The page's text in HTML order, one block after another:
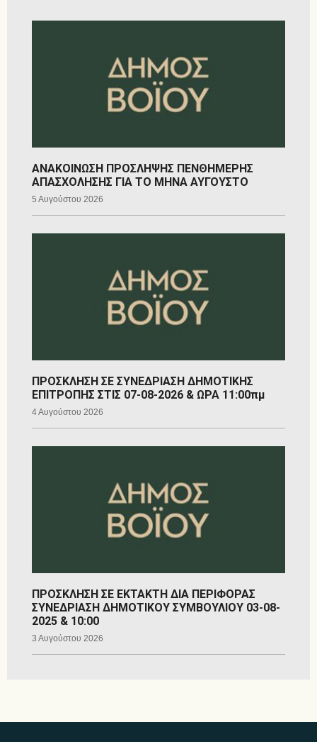
ΑΝΑΚΟΙΝΩΣΗ ΠΡΟΣΛΗΨΗΣ ΠΕΝΘΗΜΕΡΗΣ
ΑΠΑΣΧΟΛΗΣΗΣ ΓΙΑ ΤΟ ΜΗΝΑ ΑΥΓΟΥΣΤΟ
5 Αυγούστου 2026
ΠΡΟΣΚΛΗΣΗ ΣΕ ΣΥΝΕΔΡΙΑΣΗ ΔΗΜΟΤΙΚΗΣ
ΕΠΙΤΡΟΠΗΣ ΣΤΙΣ 07-08-2026 & ΩΡΑ 11:00πμ
4 Αυγούστου 2026
ΠΡΟΣΚΛΗΣΗ ΣΕ ΕΚΤΑΚΤΗ ΔΙΑ ΠΕΡΙΦΟΡΑΣ
ΣΥΝΕΔΡΙΑΣΗ ΔΗΜΟΤΙΚΟΥ ΣΥΜΒΟΥΛΙΟΥ 03-08-
2025 & 10:00
3 Αυγούστου 2026